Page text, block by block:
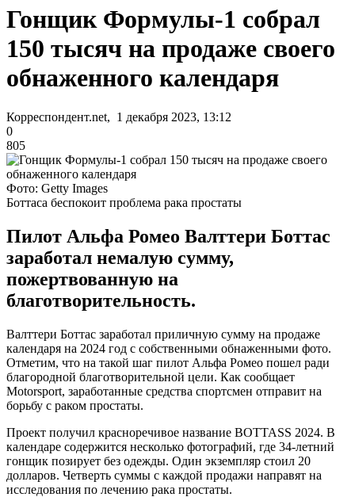
Гонщик Формулы-1 собрал
150 тысяч на продаже своего
обнаженного календаря
Корреспондент.net, 1 декабря 2023, 13:12
0
805
Фото: Getty Images
Боттаса беспокоит проблема рака простаты
Пилот Альфа Ромео Валттери Боттас
заработал немалую сумму,
пожертвованную на
благотворительность.
Валттери Боттас заработал приличную сумму на продаже
календаря на 2024 год с собственными обнаженными фото.
Отметим, что на такой шаг пилот Альфа Ромео пошел ради
благородной благотворительной цели. Как сообщает
Motorsport, заработанные средства спортсмен отправит на
борьбу с раком простаты.
Проект получил красноречивое название BOTTASS 2024. В
календаре содержится несколько фотографий, где 34-летний
гонщик позирует без одежды. Один экземпляр стоил 20
долларов. Четверть суммы с каждой продажи направят на
исследования по лечению рака простаты.